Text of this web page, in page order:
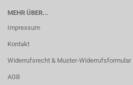
MEHR ÜBER...
Impressum
Kontakt
Widerrufsrecht & Muster-Widerrufsformular
AGB